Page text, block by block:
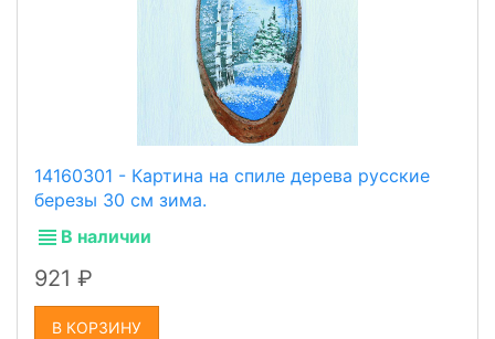
14160301 - Картина на спиле дерева русские
березы 30 см зима.
В наличии
921
В КОРЗИНУ